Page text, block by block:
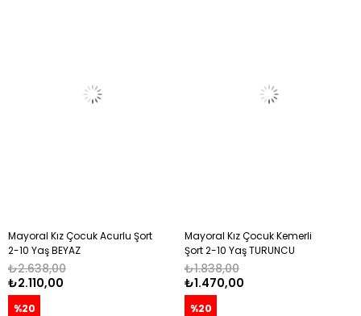
Mayoral Kız Çocuk Acurlu Şort
2-10 Yaş BEYAZ
₺2.110,00
₺2.638,00
%20
Mayoral Kız Çocuk Kemerli
Şort 2-10 Yaş TURUNCU
₺1.470,00
₺1.838,00
%20